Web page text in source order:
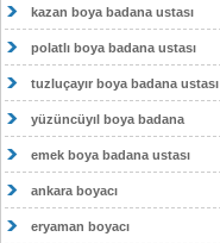
kazan boya badana ustası
polatlı boya badana ustası
tuzluçayır boya badana ustası
yüzüncüyıl boya badana
emek boya badana ustası
ankara boyacı
eryaman boyacı